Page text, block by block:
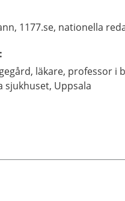
1177.se, nationella
:
läkare, professor i
sjukhuset, Uppsala